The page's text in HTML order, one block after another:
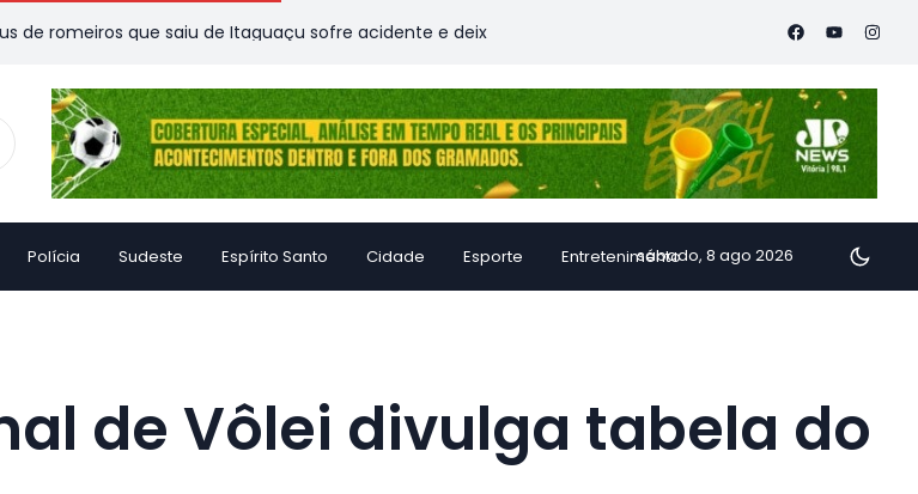
que saiu de Itaguaçu sofre acidente e deixa vítimas Família de Alfredo Chaves transforma inhame
Polícia Sudeste Espírito Santo Cidade Esporte Entretenimentosábado, 8 ago 2026
de Vôlei divulga tabela do